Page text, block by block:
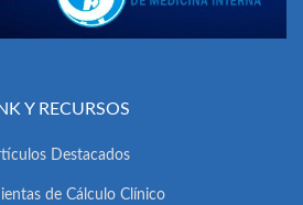
Y RECURSOS
Destacados
de Cálculo Clínico